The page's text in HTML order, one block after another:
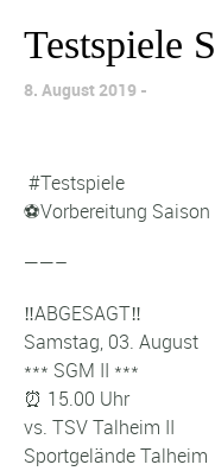
Testspiele
8. August 2019
#Testspiele
⚽Vorbereitung
——–
‼️ABGESAGT‼️
Samstag, 03. August
*** SGM II ***
⏰ 15.00 Uhr
vs. TSV Talheim II
Sportgelände Talheim